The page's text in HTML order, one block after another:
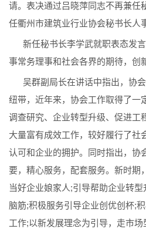
请。表决通过吕晓萍同志不再兼任
任衢州市建筑业行业协会秘书长人
新任秘书长李学武就职表态发言
事常务理事和社会各界的期待，创
吴群副局长在讲话中指出，协会
纽带，近年来，协会工作取得了一
调查研究、企业转型升级、促进工
大量富有成效工作，较好履行了社
认可和企业的拥护。同时指出，协
要，精心服务，配套服务。新时期
当好企业娘家人;引导帮助企业转
脑筋;积极服务引导企业创优创杯;
工作;以新发展理念为引导，走市场